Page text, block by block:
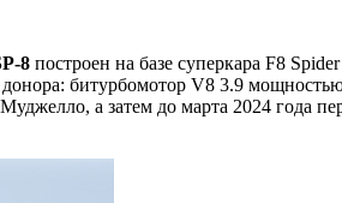
-8 построен на базе суперкара F8
битурбомотор V8 3.9
а затем до марта 2024 года